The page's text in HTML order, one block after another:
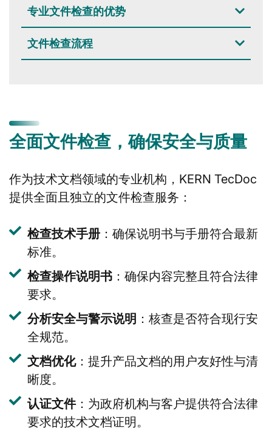
专业文件检查的优势
文件检查流程
全面文件检查，确保安全与质量
作为技术文档领域的专业机构，KERN TecDoc
提供全面且独立的文件检查服务：
检查技术手册 ：确保说明书与手册符合最新
标准。
检查操作说明书 ：确保内容完整且符合法律
要求。
分析安全与警示说明 ：核查是否符合现行安
全规范。
文档优化：提升产品文档的用户友好性与清
晰度。
认证文件：为政府机构与客户提供符合法律
要求的技术文档证明。